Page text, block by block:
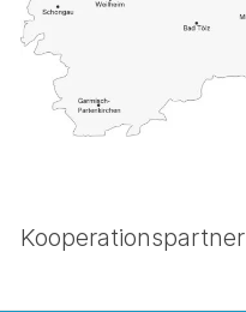
Kooperationspartner